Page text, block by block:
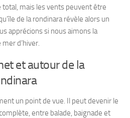
total, mais les vents peuvent être
de la rondinara révèle alors un
apprécions si nous aimons la
d’hiver.
et autour de la
un point de vue. Il peut devenir le
entre balade, baignade et